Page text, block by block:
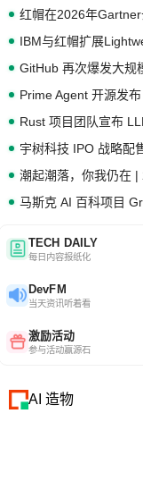
红帽在2026年
GitHub 再次爆发大规
潮起潮落，你我仍在
马斯克 AI 百科项目
TECH DAILY
每日内容报纸化
DevFM
当天资讯听着看
激励活动
参与活动赢源石
AI 造物